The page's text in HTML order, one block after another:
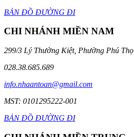
BẢN ĐỒ ĐƯỜNG ĐI
CHI NHÁNH MIỀN NAM
299/3 Lý Thường Kiệt, Phường Phú
028.38.685.689
info.nhaantoan@gmail.com
MST: 0101295222-001
BẢN ĐỒ ĐƯỜNG ĐI